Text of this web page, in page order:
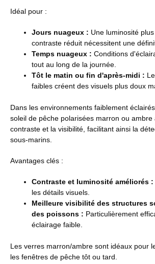
Idéal pour :
Jours nuageux : Une luminosité
contraste réduit nécessitent une
Temps nuageux : Conditions
tout au long de la journée.
Tôt le matin ou fin d'après-midi :
faibles créent des visuels plus doux
Dans les environnements faiblement
soleil de pêche polarisées marron ou ambre
contraste et la visibilité, facilitant ainsi la
sous-marins.
Avantages clés :
Contraste et luminosité améliorés :
les détails visuels.
Meilleure visibilité des structures
des poissons : Particulièrement
éclairage faible.
Les verres marron/ambre sont idéaux pour
les fenêtres de pêche tôt ou tard.